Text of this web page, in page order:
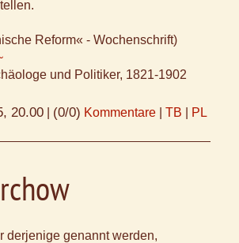
Reform« - Wochenschrift)
und Politiker, 1821-1902
20.00 (0/0) Kommentare TB PL
derjenige genannt werden,